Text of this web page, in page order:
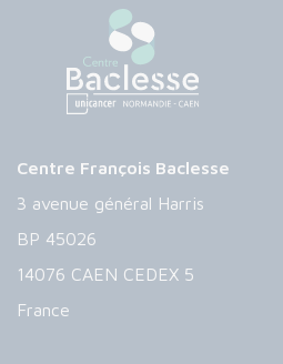
Centre François Baclesse
3 avenue général Harris
BP 45026
14076 CAEN CEDEX 5
France